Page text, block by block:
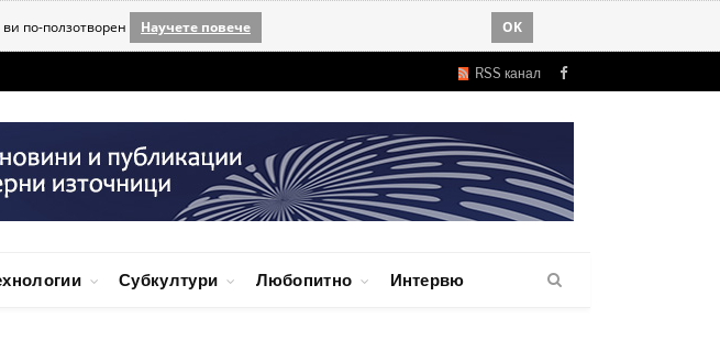
по-ползотворен Научете повече OK
RSS канал Facebook
Субкултури Любопитно Интервю